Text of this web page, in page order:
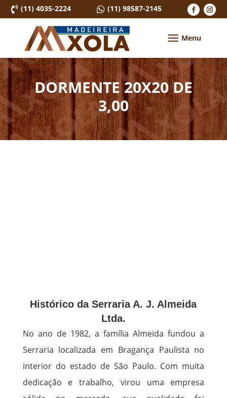
 (11) 4035-2224  (11) 98587-2145
DORMENTE 20X20 DE
3,00
Histórico da Serraria A. J. Almeida
Ltda.
No ano de 1982, a família Almeida fundou a
Serraria localizada em Bragança Paulista no
interior do estado de São Paulo. Com muita
dedicação e trabalho, virou uma empresa